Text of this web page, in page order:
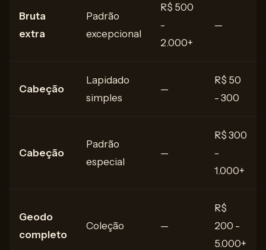
Bruta
extra
Padrão
excepcional
R$ 500
-
2.000+
—
Cabeção
Lapidado
simples
—
R$ 50
- 300
Cabeção
Padrão
especial
—
R$ 300
-
1.000+
Geodo
completo
Coleção —
R$
200 -
5.000+